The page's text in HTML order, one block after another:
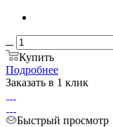
Купить
Подробнее
Заказать в 1 клик
Быстрый просмотр